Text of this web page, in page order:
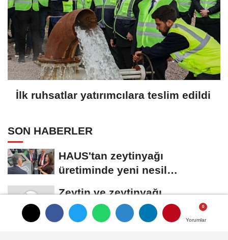
Yorumlar
Yorumlar
İlk ruhsatlar yatırımcılara teslim edildi
SON HABERLER
HAUS'tan zeytinyağı
üretiminde yeni nesil
Zeytin ve zeytinyağı
ihracatçıları finansmanda
kolaylık bekliyor